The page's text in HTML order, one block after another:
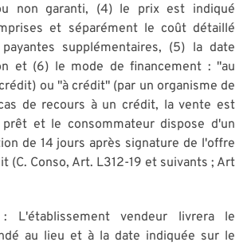
non garanti, (4) le prix est indiqué
et séparément le coût détaillé
supplémentaires, (5) la date
et (6) le mode de financement : "au
ou "à crédit" (par un organisme de
de recours à un crédit, la vente est
prêt et le consommateur dispose d'un
de 14 jours après signature de l'offre
(C. Conso, Art. L312-19 et suivants ; Art
: L'établissement vendeur livrera le
au lieu et à la date indiquée sur le